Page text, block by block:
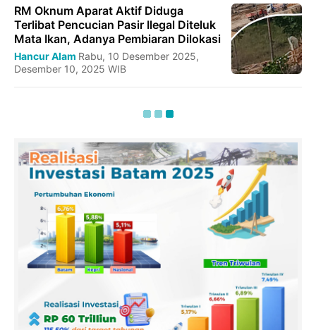
RM Oknum Aparat Aktif Diduga
Terlibat Pencucian Pasir Ilegal Diteluk
Mata Ikan, Adanya Pembiaran Dilokasi
Hancur Alam Rabu, 10 Desember 2025,
Desember 10, 2025 WIB